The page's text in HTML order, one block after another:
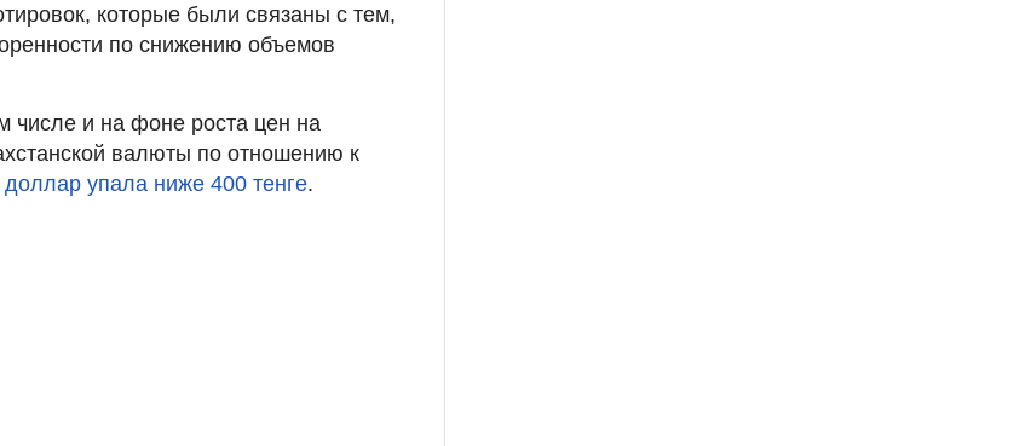
которые были связаны с тем,
по снижению объемов
числе и на фоне роста цен на
валюты по отношению к
упала ниже 400 тенге.